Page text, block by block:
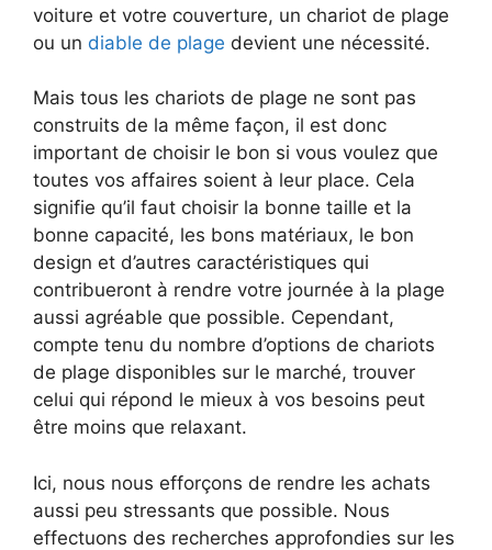
voiture et votre couverture, un chariot de plage
ou un diable de plage devient une nécessité.
Mais tous les chariots de plage ne sont pas
construits de la même façon, il est donc
important de choisir le bon si vous voulez que
toutes vos affaires soient à leur place. Cela
signifie qu’il faut choisir la bonne taille et la
bonne capacité, les bons matériaux, le bon
design et d’autres caractéristiques qui
contribueront à rendre votre journée à la plage
aussi agréable que possible. Cependant,
compte tenu du nombre d’options de chariots
de plage disponibles sur le marché, trouver
celui qui répond le mieux à vos besoins peut
être moins que relaxant.
Ici, nous nous efforçons de rendre les achats
aussi peu stressants que possible. Nous
effectuons des recherches approfondies sur les